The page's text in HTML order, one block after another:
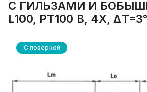
С ГИЛЬЗАМИ И
L100, PT100 В, 4Х,
С поверкой